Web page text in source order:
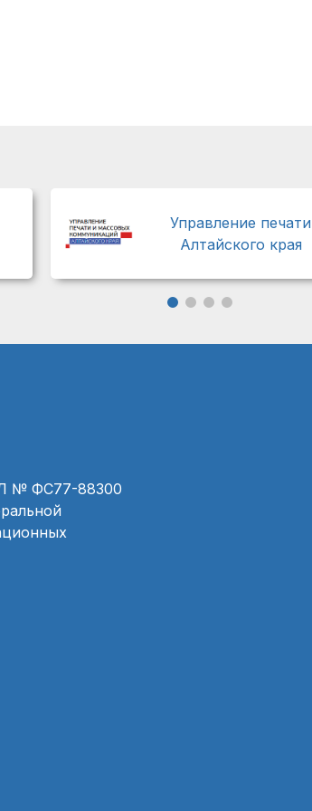
Управление печати
Алтайского края
№ ФС77-88300